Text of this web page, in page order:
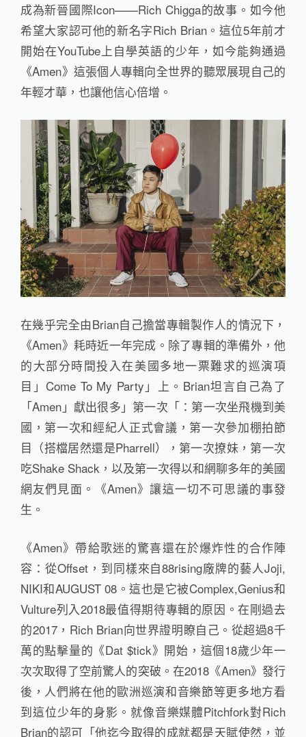
成為新晉國際Icon——Rich Chigga的故事。如今他
希望大家認可他的新名字Rich Brian。這位5年前才
開始在YouTube上自學英語的少年，如今能夠通過
《Amen》這張個人專輯向全世界的聽眾展現自己的
年輕才華，也讓他信心倍增。
在幾乎完全由Brian自己擔當專輯製作人的情況下，
《Amen》耗時近一年完成。除了專輯的準備外，他
的大部分時間投入在美國多地一票難求的巡演項
目」Come To My Party」上。Brian坦言自己為了
「Amen」獻出很多」第一次「：第一次坐飛機到美
國，第一次和經紀人正式會議，第一次參加棚拍節
目（搭檔居然還是Pharrell），第一次撩妹，第一次
吃Shake Shack，以及第一次得以和網聊多年的美國
網友們見面。《Amen》讓這一切不可思議的事發
生。
《Amen》帶給歌迷的驚喜還在於爆炸性的合作陣
容：從Offset，到同樣來自88rising廠牌的藝人Joji,
NIKI和AUGUST 08。這也是它被Complex,Genius和
Vulture列入2018最值得期待專輯的原因。在剛過去
的2017，Rich Brian向世界證明瞭自己。從超過8千
萬的點擊量的《Dat $tick》開始，這個18歲少年一
次次取得了空前驚人的突破。在2018《Amen》發行
後，人們將在他的歐洲巡演和音樂節等更多地方看
到這位少年的身影。就像音樂媒體Pitchfork對Rich
Brian的認可「他迄今取得的成就都是天賦使然，並